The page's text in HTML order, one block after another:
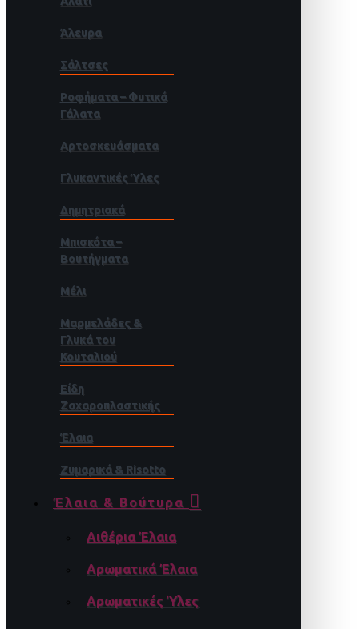
Άλευρα
Σάλτσες
Ροφήματα – Φυτικά
Γάλατα
Αρτοσκευάσματα
Γλυκαντικές Ύλες
Δημητριακά
Μπισκότα –
Βουτήγματα
Μέλι
Μαρμελάδες &
Γλυκά του
Κουταλιού
Είδη
Ζαχαροπλαστικής
Έλαια
Ζυμαρικά & Risotto
Έλαια & Βούτυρα
Αιθέρια Έλαια
Αρωματικά Έλαια
Αρωματικές Ύλες